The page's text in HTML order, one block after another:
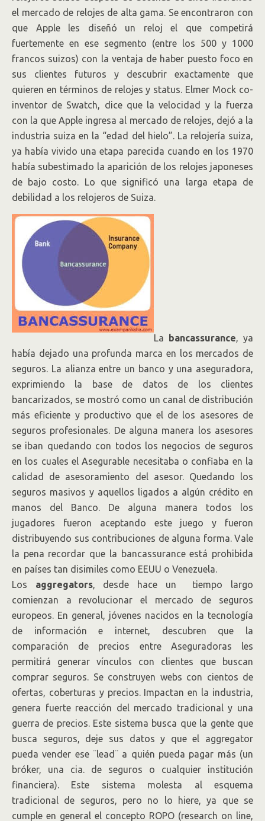
el mercado de relojes de alta gama. Se encontraron con
que Apple les diseñó un reloj el que competirá
fuertemente en ese segmento (entre los 500 y 1000
francos suizos) con la ventaja de haber puesto foco en
sus clientes futuros y descubrir exactamente que
quieren en términos de relojes y status. Elmer Mock co-
inventor de Swatch, dice que la velocidad y la fuerza
con la que Apple ingresa al mercado de relojes, dejó a la
industria suiza en la “edad del hielo”. La relojería suiza,
ya había vivido una etapa parecida cuando en los 1970
había subestimado la aparición de los relojes japoneses
de bajo costo. Lo que significó una larga etapa de
debilidad a los relojeros de Suiza.
La bancassurance, ya
había dejado una profunda marca en los mercados de
seguros. La alianza entre un banco y una aseguradora,
exprimiendo la base de datos de los clientes
bancarizados, se mostró como un canal de distribución
más eficiente y productivo que el de los asesores de
seguros profesionales. De alguna manera los asesores
se iban quedando con todos los negocios de seguros
en los cuales el Asegurable necesitaba o confiaba en la
calidad de asesoramiento del asesor. Quedando los
seguros masivos y aquellos ligados a algún crédito en
manos del Banco. De alguna manera todos los
jugadores fueron aceptando este juego y fueron
distribuyendo sus contribuciones de alguna forma. Vale
la pena recordar que la bancassurance está prohibida
en países tan disimiles como EEUU o Venezuela.
Los aggregators, desde hace un tiempo largo
comienzan a revolucionar el mercado de seguros
europeos. En general, jóvenes nacidos en la tecnología
de información e internet, descubren que la
comparación de precios entre Aseguradoras les
permitirá generar vínculos con clientes que buscan
comprar seguros. Se construyen webs con cientos de
ofertas, coberturas y precios. Impactan en la industria,
genera fuerte reacción del mercado tradicional y una
guerra de precios. Este sistema busca que la gente que
busca seguros, deje sus datos y que el aggregator
pueda vender ese ¨lead¨ a quién pueda pagar más (un
bróker, una cia. de seguros o cualquier institución
financiera). Este sistema molesta al esquema
tradicional de seguros, pero no lo hiere, ya que se
cumple en general el concepto ROPO (research on line,